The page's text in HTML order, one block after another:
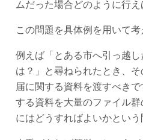
ムだった場合どのように行
この問題を具体例を用いて考
例えば「とある市へ引っ越
は？」と尋ねられたとき、
届に関する資料を渡すべき
する資料を大量のファイル
にはどうすればよいかという